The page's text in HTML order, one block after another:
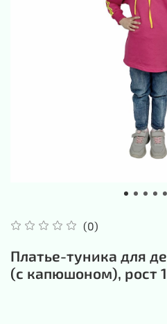
(0)
Платье-туника для
(с капюшоном), рост